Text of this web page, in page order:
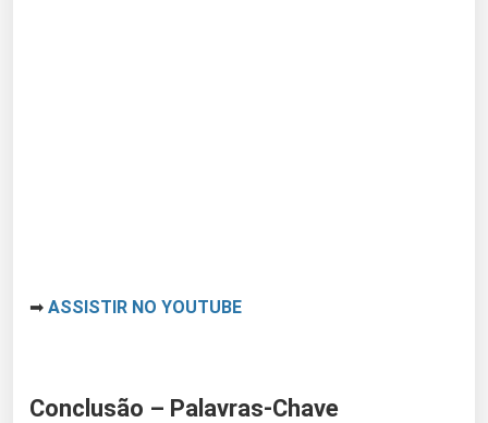
➡ ASSISTIR NO YOUTUBE
Conclusão – Palavras-Chave